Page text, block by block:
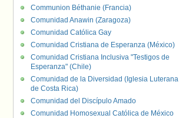
Communion Béthanie (Francia)
Comunidad Anawin (Zaragoza)
Comunidad Católica Gay
Comunidad Cristiana de Esperanza (México)
Comunidad Cristiana Inclusiva "Testigos de
Esperanza" (Chile)
Comunidad de la Diversidad (Iglesia Luterana
de Costa Rica)
Comunidad del Discípulo Amado
Comunidad Homosexual Católica de México